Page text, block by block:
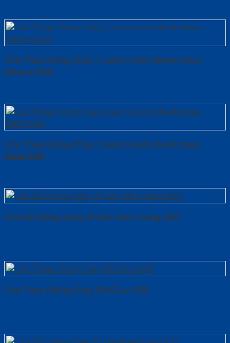
Cửa Thép Chống Cháy 1 canh o kinh thanh thoat
hiem-a-SGD
Cửa Thép Chống Cháy 1 canh o kinh thanh thoat
hiem-SGD
Cửa Gỗ Chống Cháy 2P Sơn Xám Trắng-SGD
Cửa Thép Chống Cháy 2P1G2-a-SGD